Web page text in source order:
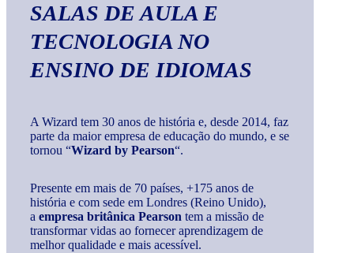
SALAS DE AULA E
TECNOLOGIANO
ENSINO DE IDIOMAS
A Wizard tem 30 anos de história e, desde 2014, faz
parte da maior empresa de educação do mundo, e se
tornou “Wizard by Pearson“.
Presente em mais de 70 países, +175 anos de
história e com sede em Londres (Reino Unido),
a empresa britânica Pearson tem a missão de
transformar vidas ao fornecer aprendizagem de
melhor qualidade e mais acessível.